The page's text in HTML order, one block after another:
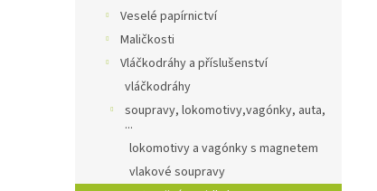
Veselé papírnictví
Maličkosti
Vláčkodráhy a příslušenství
vláčkodráhy
soupravy, lokomotivy,vagónky, auta,
...
lokomotivy a vagónky s magnetem
vlakové soupravy